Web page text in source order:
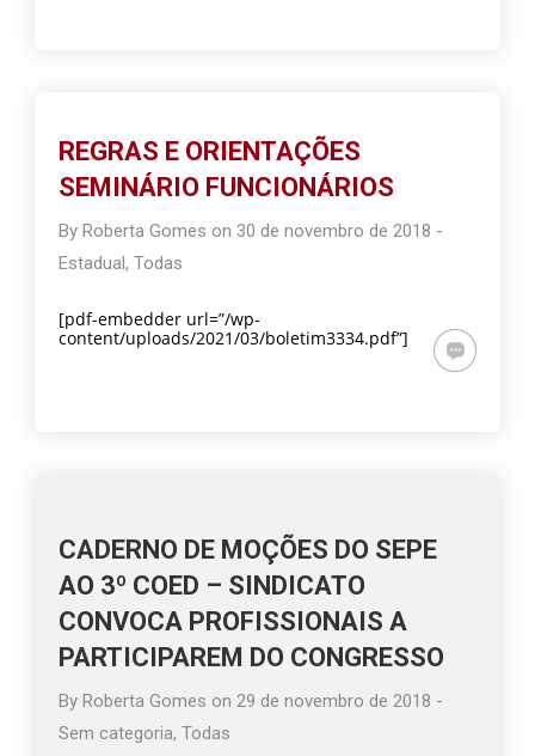
REGRAS E ORIENTAÇÕES
SEMINÁRIO FUNCIONÁRIOS
ByRoberta Gomes on 30 de novembro de 2018 -
Estadual,Todas
[pdf-embedder url=”/wp-
content/uploads/2021/03/boletim3334.pdf”]
CADERNO DE MOÇÕES DO SEPE
AO 3º COED – SINDICATO
CONVOCA PROFISSIONAIS A
PARTICIPAREM DO CONGRESSO
ByRoberta Gomes on29 de novembro de 2018 -
Sem categoria,Todas